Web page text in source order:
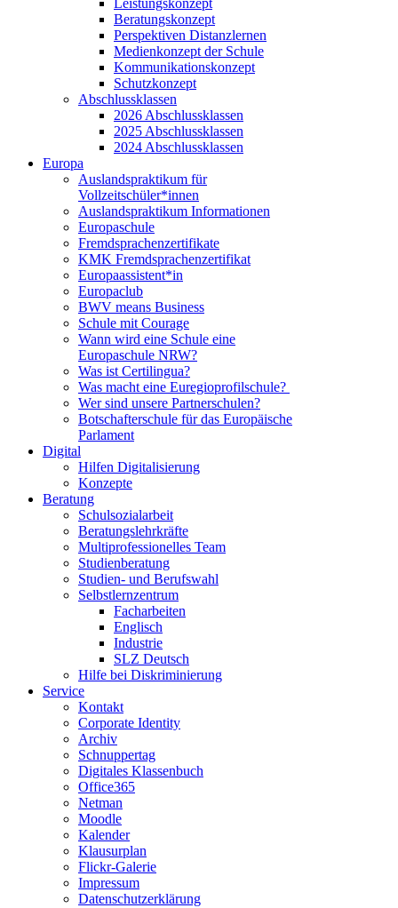
Leistungskonzept
Beratungskonzept
Perspektiven Distanzlernen
Medienkonzept der Schule
Kommunikationskonzept
Schutzkonzept
Abschlussklassen
2026 Abschlussklassen
2025 Abschlussklassen
2024 Abschlussklassen
Europa
Auslandspraktikum für
Vollzeitschüler*innen
Auslandspraktikum Informationen
Europaschule
Fremdsprachenzertifikate
KMK Fremdsprachenzertifikat
Europaassistent*in
Europaclub
BWV means Business
Schule mit Courage
Wann wird eine Schule eine
Europaschule NRW?
Was ist Certilingua?
Was macht eine Euregioprofilschule?
Wer sind unsere Partnerschulen?
Botschafterschule für das Europäische
Parlament
Digital
Hilfen Digitalisierung
Konzepte
Beratung
Schulsozialarbeit
Beratungslehrkräfte
Multiprofessionelles Team
Studienberatung
Studien- und Berufswahl
Selbstlernzentrum
Facharbeiten
Englisch
Industrie
SLZ Deutsch
Hilfe bei Diskriminierung
Service
Kontakt
Corporate Identity
Archiv
Schnuppertag
Digitales Klassenbuch
Office365
Netman
Moodle
Kalender
Klausurplan
Flickr-Galerie
Impressum
Datenschutzerklärung